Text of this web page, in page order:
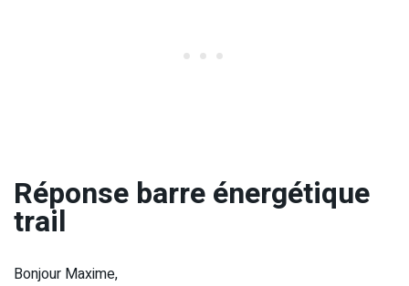
Réponse barre énergétique
trail
Bonjour Maxime,